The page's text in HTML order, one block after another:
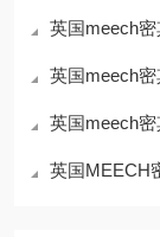
英国meech
英国meech
英国meech
英国MEECH